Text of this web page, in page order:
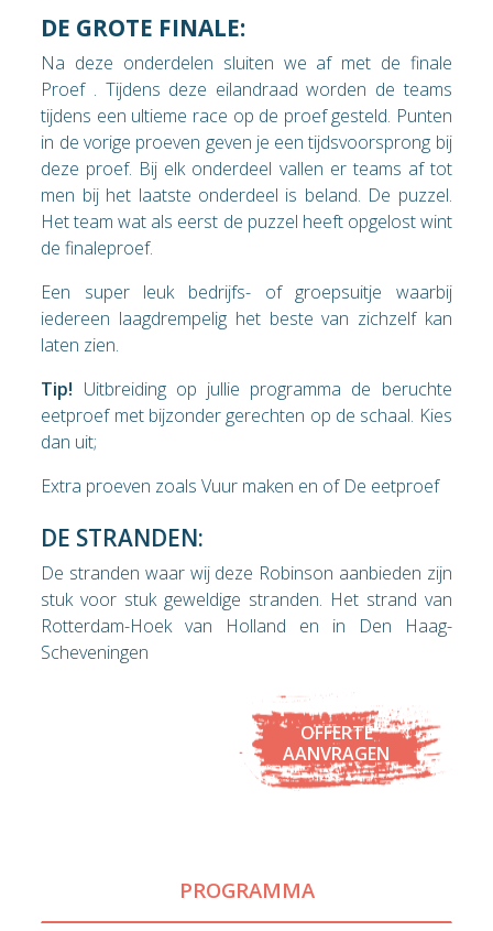
DE GROTE FINALE:
Na deze onderdelen sluiten we af met de finale
Proef . Tijdens deze eilandraad worden de teams
tijdens een ultieme race op de proef gesteld. Punten
in de vorige proeven geven je een tijdsvoorsprong bij
deze proef. Bij elk onderdeel vallen er teams af tot
men bij het laatste onderdeel is beland. De puzzel.
Het team wat als eerst de puzzel heeft opgelost wint
de finaleproef.
Een super leuk bedrijfs- of groepsuitje waarbij
iedereen laagdrempelig het beste van zichzelf kan
laten zien.
Tip! Uitbreiding op jullie programma de beruchte
eetproef met bijzonder gerechten op de schaal. Kies
dan uit;
Extra proeven zoals Vuur maken en of De eetproef
DE STRANDEN:
De stranden waar wij deze Robinson aanbieden zijn
stuk voor stuk geweldige stranden. Het strand van
Rotterdam-Hoek van Holland en in Den Haag-
Scheveningen
OFFERTE
AANVRAGEN
PROGRAMMA